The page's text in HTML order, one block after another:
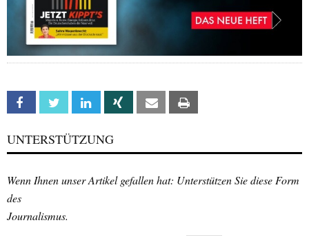
Facebook Twitter Linkedin Xing Email
UNTERSTÜTZUNG
Wenn Ihnen unser Artikel gefallen hat: Unterstützen Sie diese Form
des
Journalismus.